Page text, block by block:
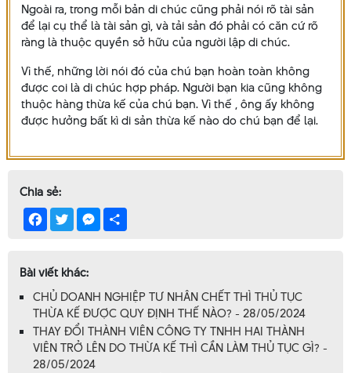
Ngoài ra, trong mỗi bản di chúc cũng phải nói rõ tài sản
để lại cụ thể là tài sản gì, và tải sản đó phải có căn cứ rõ
ràng là thuộc quyền sở hữu của người lập di chúc.
Vì thế, những lời nói đó của chú bạn hoàn toàn không
được coi là di chúc hợp pháp. Người bạn kia cũng không
thuộc hàng thừa kế của chú bạn. Vì thế , ông ấy không
được hưởng bất kì di sản thừa kế nào do chú bạn để lại.
Chia sẻ:
Facebook
TwitterMessenger
Bài viết khác:
CHỦ DOANH NGHIỆP TƯ NHÂN CHẾT THÌ THỦ TỤC
THỪA KẾ ĐƯỢC QUY ĐỊNH THẾ NÀO? - 28/05/2024
THAY ĐỔI THÀNH VIÊN CÔNG TY TNHH HAI THÀNH
VIÊN TRỞ LÊN DO THỪA KẾ THÌ CẦN LÀM THỦ TỤC GÌ? -
28/05/2024